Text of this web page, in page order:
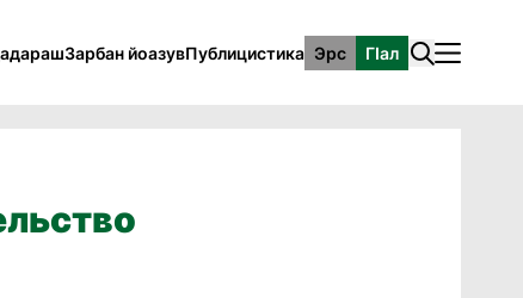
Зарбан йоазувПублицистика Эрс ГӀал